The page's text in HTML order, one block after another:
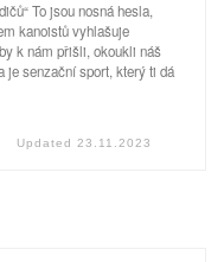
To jsou nosná hesla,
kanoistů vyhlašuje
k nám přišli, okoukli náš
je senzační sport, který ti dá
Updated 23.11.2023